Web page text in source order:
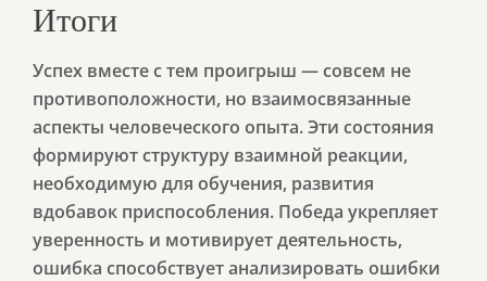
Итоги
Успех вместе с тем проигрыш — совсем не
противоположности, но взаимосвязанные
аспекты человеческого опыта. Эти состояния
формируют структуру взаимной реакции,
необходимую для обучения, развития
вдобавок приспособления. Победа укрепляет
уверенность и мотивирует деятельность,
ошибка способствует анализировать ошибки